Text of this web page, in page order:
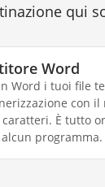
qui
Word
Word i tuoi file
con
È tutto
programma.